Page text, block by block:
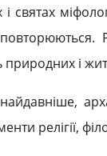
святах
природних і
релігії,